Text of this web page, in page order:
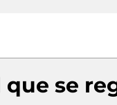
se